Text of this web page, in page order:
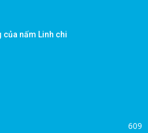
của nấm Linh chi
609